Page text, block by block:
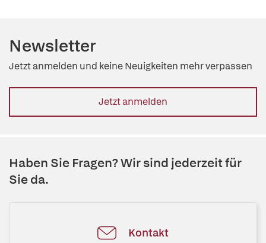
Newsletter
Jetzt anmelden und keine Neuigkeiten mehr verpassen
Jetzt anmelden
Haben Sie Fragen? Wir sind jederzeit für
Sie da.
Kontakt